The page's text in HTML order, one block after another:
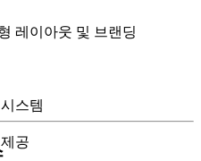
레이아웃 및 브랜딩
스템
공